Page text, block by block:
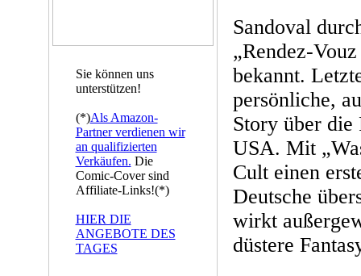
Sie können uns
unterstützen!
(*)Als Amazon-
Partner verdienen wir
an qualifizierten
Verkäufen. Die
Comic-Cover sind
Affiliate-Links!(*)
HIER DIE
ANGEBOTE DES
TAGES
Sandoval
„Rendez-
bekannt.
persönliche,
Story über
USA. Mit
Cult einen
Deutsche
wirkt
düstere